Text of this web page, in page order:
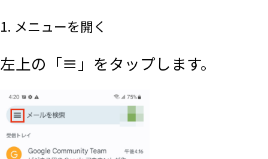
1. メニューを開く
左上の「≡」をタップします。